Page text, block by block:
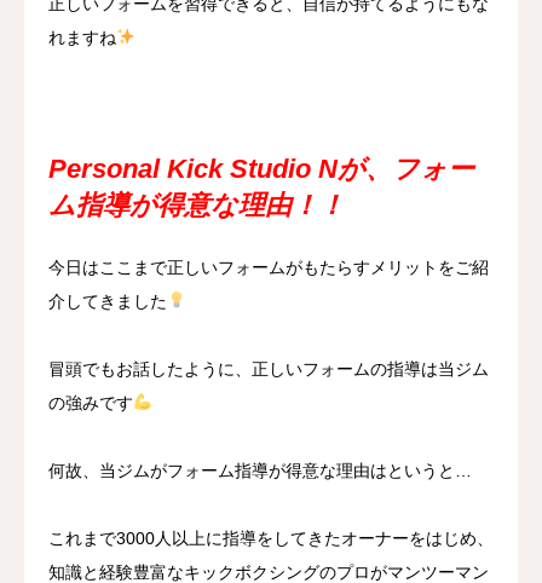
れますね
Personal Kick Studio Nが、フォー
ム指導が得意な理由！！
今日はここまで正しいフォームがもたらすメリットをご紹
介してきました
冒頭でもお話したように、正しいフォームの指導は当ジム
の強みです
何故、当ジムがフォーム指導が得意な理由はというと…
これまで3000人以上に指導をしてきたオーナーをはじめ、
知識と経験豊富なキックボクシングのプロがマンツーマン